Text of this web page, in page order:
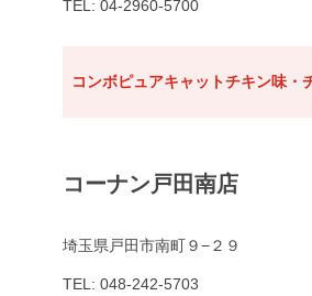
TEL: 04-2960-5700
コンボピュアキャットチキン味
コーナン戸田南店
埼玉県戸田市南町９−２９
TEL: 048-242-5703